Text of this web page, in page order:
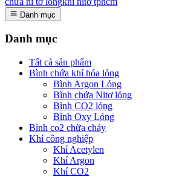
Danh mục
Danh mục
Tất cả sản phẩm
Bình chứa khí hóa lỏng
Bình Argon Lỏng
Bình chứa Nitơ lỏng
Bình CO2 lỏng
Bình Oxy Lỏng
Bình co2 chữa cháy
Khí công nghiệp
Khí Acetylen
Khí Argon
Khí CO2